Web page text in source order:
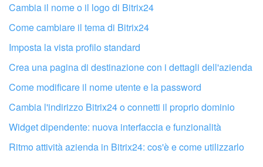
Cambia il nome o il logo di Bitrix24
Come cambiare il tema di Bitrix24
Imposta la vista profilo standard
Crea una pagina di destinazione con i dettagli dell'azienda
Come modificare il nome utente e la password
Cambia l'indirizzo Bitrix24 o connetti il proprio dominio
Widget dipendente: nuova interfaccia e funzionalità
Ritmo attività azienda in Bitrix24: cos'è e come utilizzarlo